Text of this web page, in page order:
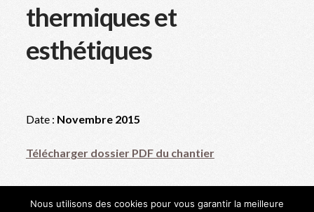
thermiques et
esthétiques
Date : Novembre 2015
Télécharger dossier PDF du chantier
Nous utilisons des cookies pour vous garantir la meilleure